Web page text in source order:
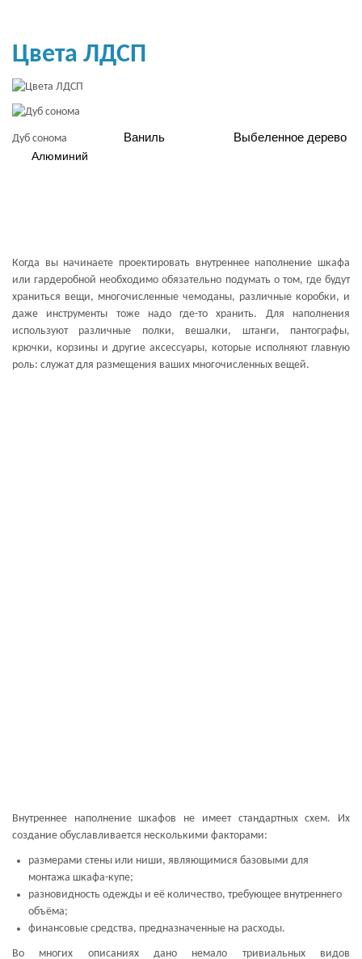
Цвета ЛДСП
Дуб сонома Ваниль Выбеленное дерево
Алюминий
Когда вы начинаете проектировать внутреннее наполнение шкафа
или гардеробной необходимо обязательно подумать о том, где будут
храниться вещи, многочисленные чемоданы, различные коробки, и
даже инструменты тоже надо где-то хранить. Для наполнения
используют различные полки, вешалки, штанги, пантографы,
крючки, корзины и другие аксессуары, которые исполняют главную
роль: служат для размещения ваших многочисленных вещей.
Внутреннее наполнение шкафов не имеет стандартных схем. Их
создание обуславливается несколькими факторами:
размерами стены или ниши, являющимися базовыми для
монтажа шкафа-купе;
разновидность одежды и её количество, требующее внутреннего
объёма;
финансовые средства, предназначенные на расходы.
Во многих описаниях дано немало тривиальных видов